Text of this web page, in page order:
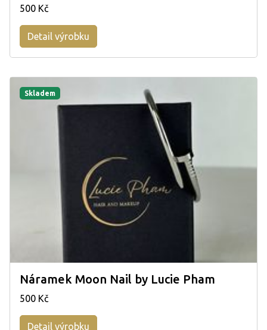
500 Kč
Detail výrobku
Skladem
Náramek Moon Nail by Lucie Pham
500 Kč
Detail výrobku